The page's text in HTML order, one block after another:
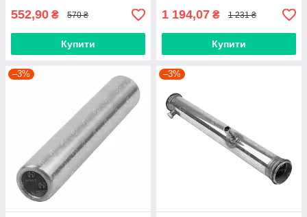
552,90 ₴ 570 ₴
Купити
1 194,07 ₴ 1 231 ₴
Купити
–3% –3%